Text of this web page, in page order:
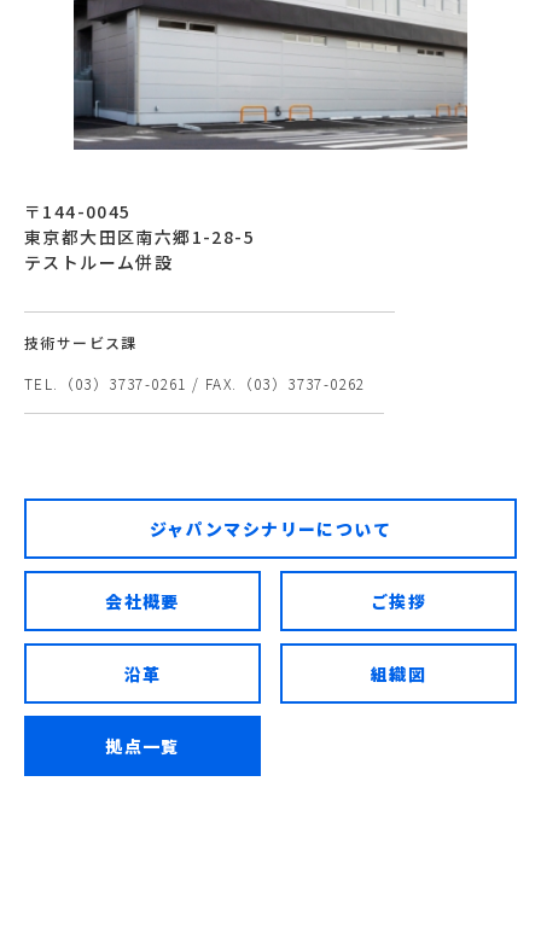
〒144-0045
東京都大田区南六郷1-28-5
テストルーム併設
技術サービス課
TEL.
（03）3737-0261 / FAX.（03）3737-0262
ジャパンマシナリーについて
会社概要 ご挨拶
沿革 組織図
拠点一覧